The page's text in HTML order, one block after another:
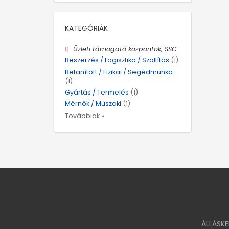
KATEGÓRIÁK
Üzleti támogató központok, SSC
Beszerzés / Logisztika / Szállítás (1)
Betanított / Fizikai / Segédmunka
(1)
Gyártás / Termelés (1)
Mérnök / Műszaki (1)
Továbbiak »